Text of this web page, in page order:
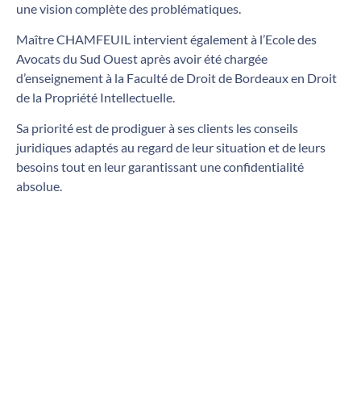
une vision complète des problématiques.
Maître CHAMFEUIL intervient également à l’Ecole des
Avocats du Sud Ouest après avoir été chargée
d’enseignement à la Faculté de Droit de Bordeaux en Droit
de la Propriété Intellectuelle.
Sa priorité est de prodiguer à ses clients les conseils
juridiques adaptés au regard de leur situation et de leurs
besoins tout en leur garantissant une confidentialité
absolue.